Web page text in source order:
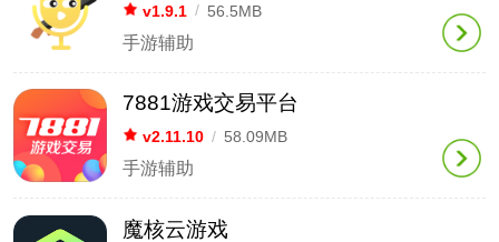
v1.9.1 / 56.5MB
手游辅助
7881游戏交易平台
v2.11.10 / 58.09MB
手游辅助
魔核云游戏